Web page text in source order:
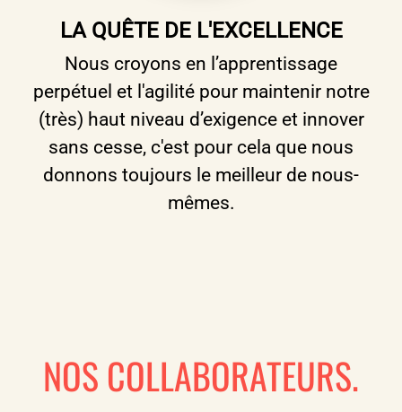
LA QUÊTE DE L'EXCELLENCE
Nous croyons en l’apprentissage
perpétuel et l'agilité pour maintenir notre
(très) haut niveau d’exigence et innover
sans cesse, c'est pour cela que nous
donnons toujours le meilleur de nous-
mêmes.
NOS COLLABORATEURS.